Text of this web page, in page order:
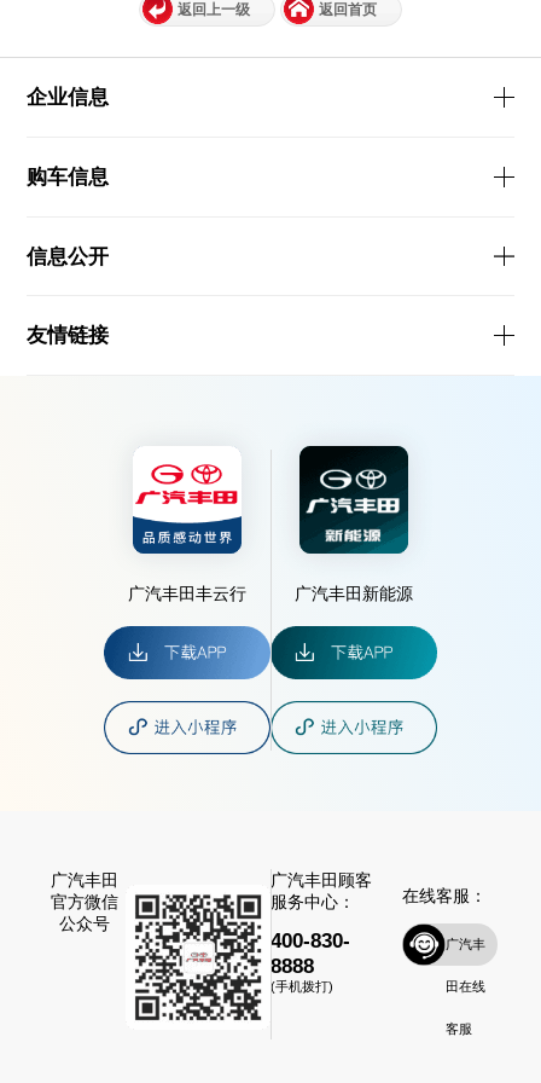
返回上一级 返回首页
企业信息
购车信息
信息公开
友情链接
广汽丰田丰云行 广汽丰田新能源
广汽丰田
官方微信
公众号
广汽丰田顾客
服务中心：
400-830-
8888
(手机拨打)
在线客服：
广汽丰
田在线
客服